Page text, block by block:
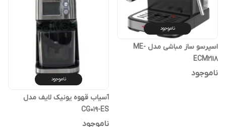
ناموجود
اسپرسو ساز مباشی مدل ME-
ECM2118
ناموجود
ناموجود
آسیاب قهوه یونیک لایف مدل
CG019-ES
ناموجود